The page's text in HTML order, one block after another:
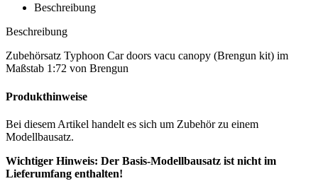
Beschreibung
Beschreibung
Zubehörsatz Typhoon Car doors vacu canopy (Brengun kit) im
Maßstab 1:72 von Brengun
Produkthinweise
Bei diesem Artikel handelt es sich um Zubehör zu einem
Modellbausatz.
Wichtiger Hinweis: Der Basis-Modellbausatz ist nicht im
Lieferumfang enthalten!